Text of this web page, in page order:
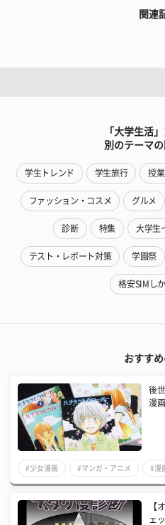
関連
「大学生活
別のテーマ
学生トレンド 学生旅行 授
ファッション・コスメ グルメ
診断 特集 大学生
テスト・レポート対策 学園祭
格安SIMし
おすす
後
漫
#少女漫画 #マンガ・アニメ #漫
【
ェ